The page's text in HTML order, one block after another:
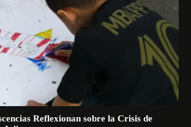
Reflexionan sobre la Crisis de